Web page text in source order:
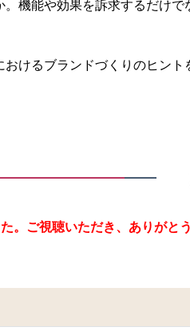
機能や効果を訴求するだけ
けるブランドづくりのヒント
。ご視聴いただき、ありがと